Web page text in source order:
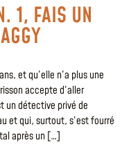
1, FAIS UN
et qu’elle n’a plus une
accepte d’aller
un détective privé de
et qui, surtout, s’est fourré
après un […]